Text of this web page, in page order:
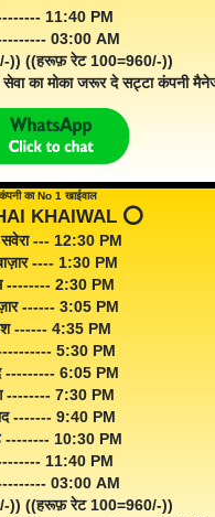
11:40 PM
03:00 AM
)) ((हरूफ़ रेट 100=960/-))
का मोका जरूर दे सट्टा कंपनी
का No 1 खाईवाल
KHAIWAL ⭕️
सवेरा --- 12:30 PM
---- 1:30 PM
-------- 2:30 PM
------ 3:05 PM
------ 4:35 PM
5:30 PM
--------- 6:05 PM
-------- 7:30 PM
------- 9:40 PM
-------- 10:30 PM
11:40 PM
03:00 AM
)) ((हरूफ़ रेट 100=960/-))